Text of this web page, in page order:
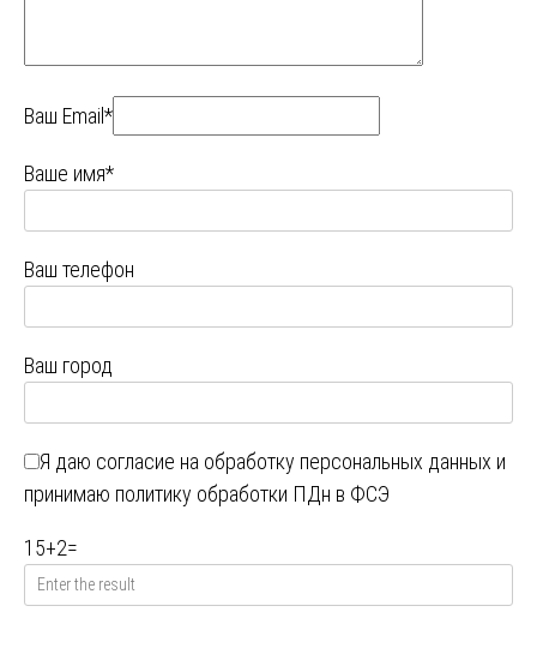
Ваш Email*
Ваше имя*
Ваш телефон
Ваш город
Я даю согласие на обработку персональных данных и
принимаю политику обработки ПДн в ФСЭ
15+2=